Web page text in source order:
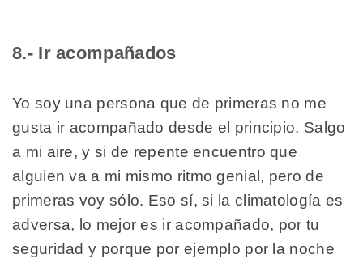
8.- Ir acompañados
Yo soy una persona que de primeras no me
gusta ir acompañado desde el principio. Salgo
a mi aire, y si de repente encuentro que
alguien va a mi mismo ritmo genial, pero de
primeras voy sólo. Eso sí, si la climatología es
adversa, lo mejor es ir acompañado, por tu
seguridad y porque por ejemplo por la noche